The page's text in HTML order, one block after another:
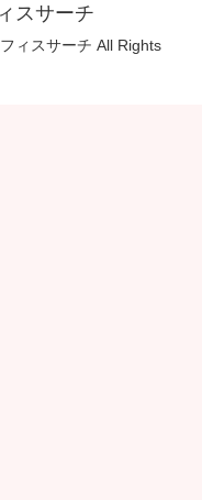
スサーチ
ィスサーチ All Rights